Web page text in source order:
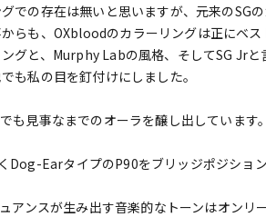
での存在は無いと思いますが、元来のSG
らも、OXbloodのカラーリングは正にベス
グと、Murphy Labの風格、そしてSG Jr
も私の目を釘付けにしました。
も見事なまでのオーラを醸し出しています。
Dog-EarタイプのP90をブリッジポジショ
アンスが生み出す音楽的なトーンはオンリ